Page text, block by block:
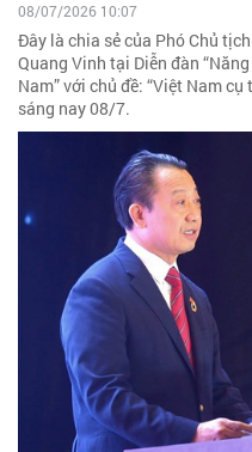
08/07/2026 10:07
Đây là chia sẻ của Phó Chủ
Quang Vinh tại Diễn đàn
Nam” với chủ đề: “Việt Nam
sáng nay 08/7.